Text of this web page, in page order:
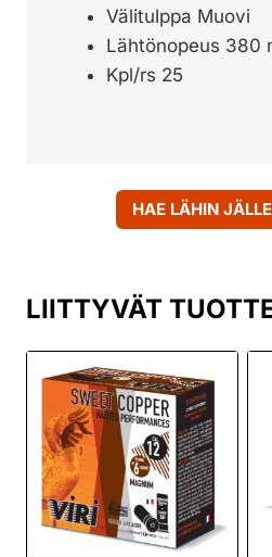
Välitulppa Muovi
Lähtönopeus 380
Kpl/rs 25
HAE LÄHIN
LIITTYVÄT